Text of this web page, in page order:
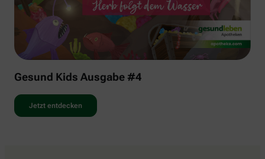
Gesund Kids Ausgabe #4
Jetzt entdecken